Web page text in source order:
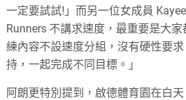
一定要試試!」而另一位女成員
Runners 不講求速度，最重要是大
練內容不設速度分組，沒有硬性要
持，一起完成不同目標。」
阿朗更特別提到，啟德體育園在白